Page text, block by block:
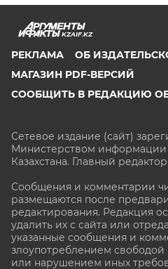
KZAIF.KZ
РЕКЛАМА
ОБ
МАГАЗИН PDF-ВЕРСИЙ
СООБЩИТЬ В РЕДАКЦИЮ
Сетевое издание (сайт)
Министерством
Казахстана. Главный
Сообщения и комментарии
размещаются после
редактирования. Редакция
удалить их с сайта или
указанные сообщения и
злоупотреблением
или нарушением иных